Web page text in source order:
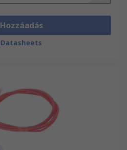
Hozzáadás
Datasheets